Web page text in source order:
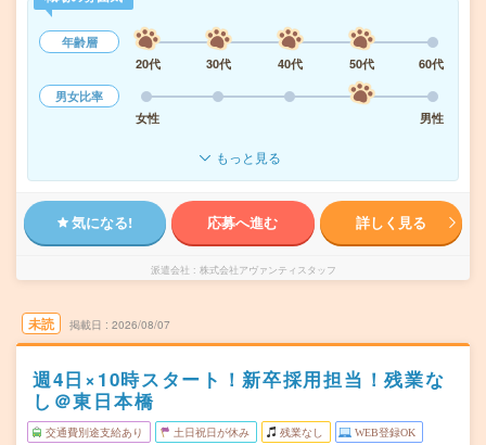
年齢層
20代
30代 40代 50代
60代
男女比率
女性
男性
もっと見る
気になる! 応募へ進む 詳しく見る
派遣会社 株式会社アヴァンティスタッフ
未読 掲載日 2026/08/07
週4日×10時スタート！新卒採用担当！残業な
し＠東日本橋
交通費別途支給あり 土日祝日が休み 残業なし WEB登録OK